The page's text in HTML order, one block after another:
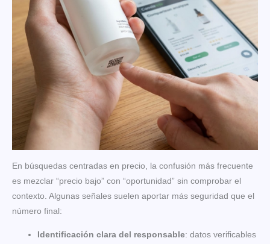
En búsquedas centradas en precio, la confusión más frecuente
es mezclar “precio bajo” con “oportunidad” sin comprobar el
contexto. Algunas señales suelen aportar más seguridad que el
número final:
Identificación clara del responsable: datos verificables